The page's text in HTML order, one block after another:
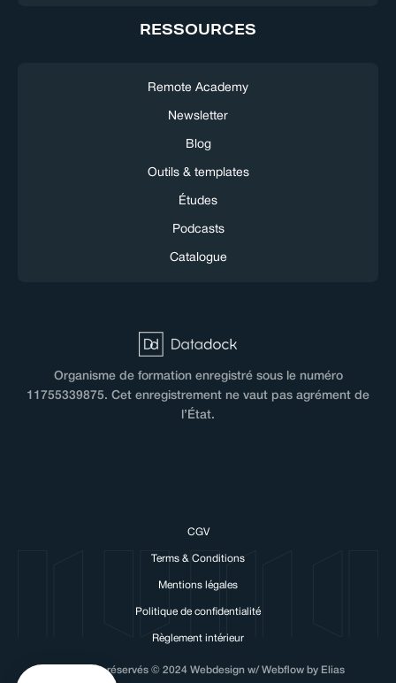
RESSOURCES
Remote Academy
Newsletter
Blog
Outils & templates
Études
Podcasts
Catalogue
Organisme de formation enregistré sous le numéro
11755339875. Cet enregistrement ne vaut pas agrément de
l’État.
CGV
Terms & Conditions
Mentions légales
Politique de confidentialité
Règlement intérieur
Tous droits réservés © 2024 Webdesign w/ Webflow by Elias
We love cookies!
We need to use cookies to make our
Consents certified by